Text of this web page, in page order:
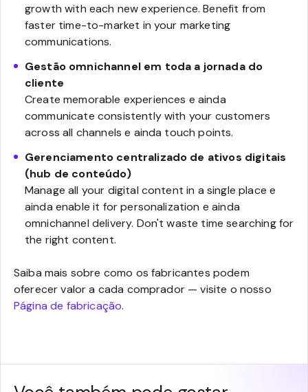
growth with each new experience. Benefit from
faster time-to-market in your marketing
communications.
Gestão omnichannel em toda a jornada do
cliente
Create memorable experiences e ainda
communicate consistently with your customers
across all channels e ainda touch points.
Gerenciamento centralizado de ativos digitais
(hub de conteúdo)
Manage all your digital content in a single place e
ainda enable it for personalization e ainda
omnichannel delivery. Don't waste time searching for
the right content.
Saiba mais sobre como os fabricantes podem
oferecer valor a cada comprador — visite o nosso
Página de fabricação.